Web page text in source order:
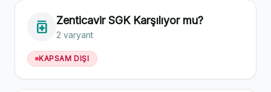
medication Zenticavir SGK Karşılıyor mu?
2 varyant
KAPSAM DIŞI